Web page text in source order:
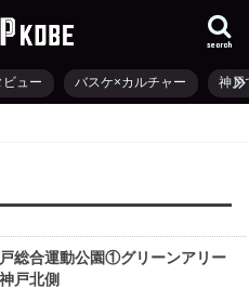
search
ビュー バスケ×カルチャー 神戸
総合運動公園①グリーンアリー
戸北側